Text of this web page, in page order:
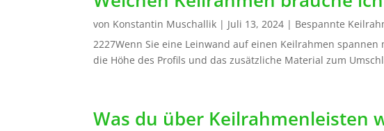
von Konstantin Muschallik | Juli 13, 2024 | Bespannte
2227Wenn Sie eine Leinwand auf einen Keilrahmen
die Höhe des Profils und das zusätzliche Material zum
Was du über Keilrahmenleisten